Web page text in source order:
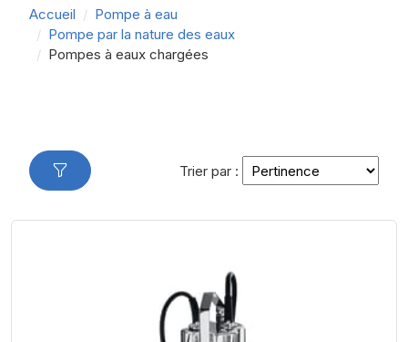
Accueil
Pompe à eau
Pompe par la nature des eaux
Pompes à eaux chargées
Trier par :